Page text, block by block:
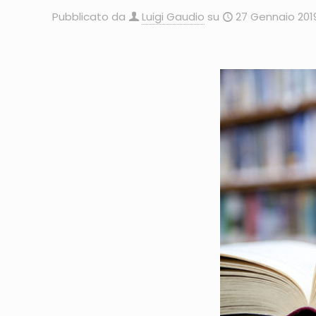
Pubblicato da Luigi Gaudio su 27 Gennaio